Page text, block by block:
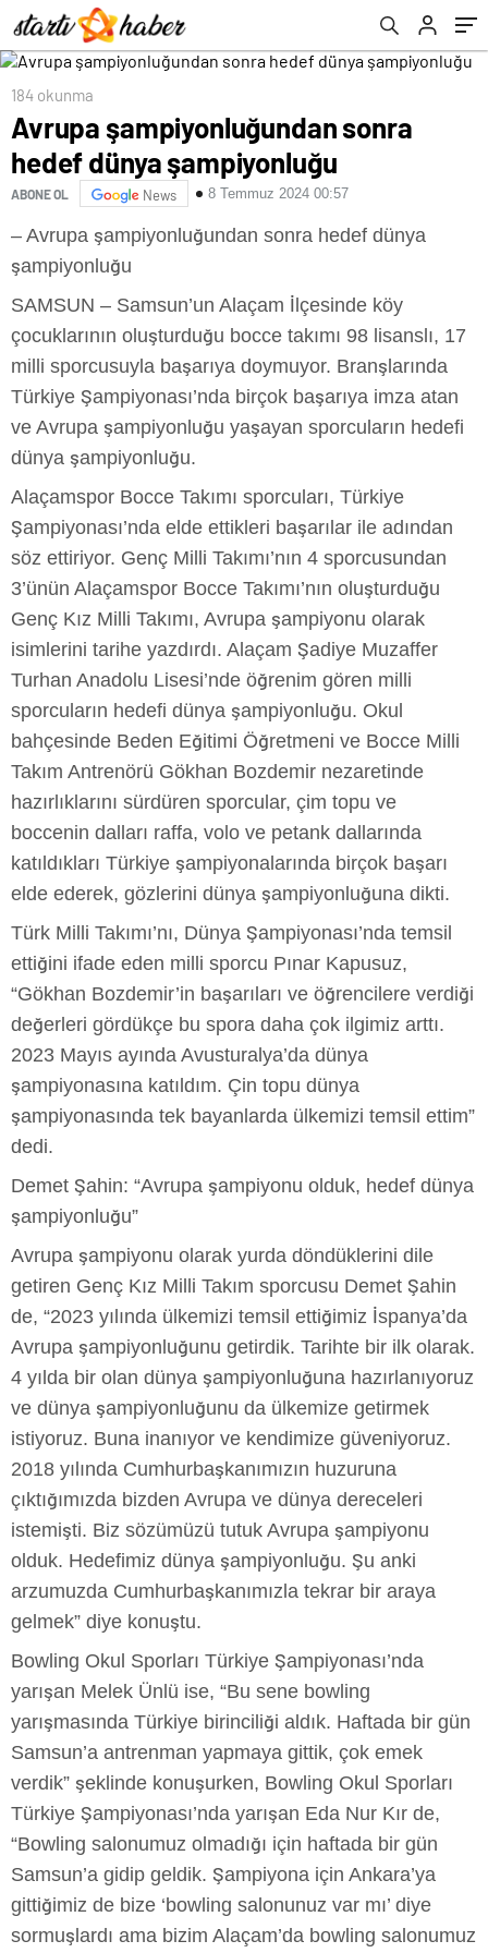
184 okunma
Avrupa şampiyonluğundan sonra
hedef dünya şampiyonluğu
ABONE OL News 8 Temmuz 2024 00:57
– Avrupa şampiyonluğundan sonra hedef dünya
şampiyonluğu
SAMSUN – Samsun’un Alaçam İlçesinde köy
çocuklarının oluşturduğu bocce takımı 98 lisanslı, 17
milli sporcusuyla başarıya doymuyor. Branşlarında
Türkiye Şampiyonası’nda birçok başarıya imza atan
ve Avrupa şampiyonluğu yaşayan sporcuların hedefi
dünya şampiyonluğu.
Alaçamspor Bocce Takımı sporcuları, Türkiye
Şampiyonası’nda elde ettikleri başarılar ile adından
söz ettiriyor. Genç Milli Takımı’nın 4 sporcusundan
3’ünün Alaçamspor Bocce Takımı’nın oluşturduğu
Genç Kız Milli Takımı, Avrupa şampiyonu olarak
isimlerini tarihe yazdırdı. Alaçam Şadiye Muzaffer
Turhan Anadolu Lisesi’nde öğrenim gören milli
sporcuların hedefi dünya şampiyonluğu. Okul
bahçesinde Beden Eğitimi Öğretmeni ve Bocce Milli
Takım Antrenörü Gökhan Bozdemir nezaretinde
hazırlıklarını sürdüren sporcular, çim topu ve
boccenin dalları raffa, volo ve petank dallarında
katıldıkları Türkiye şampiyonalarında birçok başarı
elde ederek, gözlerini dünya şampiyonluğuna dikti.
Türk Milli Takımı’nı, Dünya Şampiyonası’nda temsil
ettiğini ifade eden milli sporcu Pınar Kapusuz,
“Gökhan Bozdemir’in başarıları ve öğrencilere verdiği
değerleri gördükçe bu spora daha çok ilgimiz arttı.
2023 Mayıs ayında Avusturalya’da dünya
şampiyonasına katıldım. Çin topu dünya
şampiyonasında tek bayanlarda ülkemizi temsil ettim”
dedi.
Demet Şahin: “Avrupa şampiyonu olduk, hedef dünya
şampiyonluğu”
Avrupa şampiyonu olarak yurda döndüklerini dile
getiren Genç Kız Milli Takım sporcusu Demet Şahin
de, “2023 yılında ülkemizi temsil ettiğimiz İspanya’da
Avrupa şampiyonluğunu getirdik. Tarihte bir ilk olarak.
4 yılda bir olan dünya şampiyonluğuna hazırlanıyoruz
ve dünya şampiyonluğunu da ülkemize getirmek
istiyoruz. Buna inanıyor ve kendimize güveniyoruz.
2018 yılında Cumhurbaşkanımızın huzuruna
çıktığımızda bizden Avrupa ve dünya dereceleri
istemişti. Biz sözümüzü tutuk Avrupa şampiyonu
olduk. Hedefimiz dünya şampiyonluğu. Şu anki
arzumuzda Cumhurbaşkanımızla tekrar bir araya
gelmek” diye konuştu.
Bowling Okul Sporları Türkiye Şampiyonası’nda
yarışan Melek Ünlü ise, “Bu sene bowling
yarışmasında Türkiye birinciliği aldık. Haftada bir gün
Samsun’a antrenman yapmaya gittik, çok emek
verdik” şeklinde konuşurken, Bowling Okul Sporları
Türkiye Şampiyonası’nda yarışan Eda Nur Kır de,
“Bowling salonumuz olmadığı için haftada bir gün
Samsun’a gidip geldik. Şampiyona için Ankara’ya
gittiğimiz de bize ‘bowling salonunuz var mı’ diye
sormuşlardı ama bizim Alaçam’da bowling salonumuz